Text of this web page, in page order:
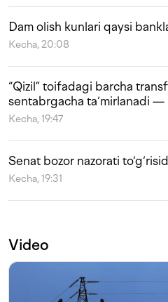
Dam olish kunlari qaysi
Kecha, 20:08
“Qizil” toifadagi barcha
sentabrgacha ta‘mirlanadi —
Kecha, 19:47
Senat bozor nazorati
Kecha, 19:31
Video